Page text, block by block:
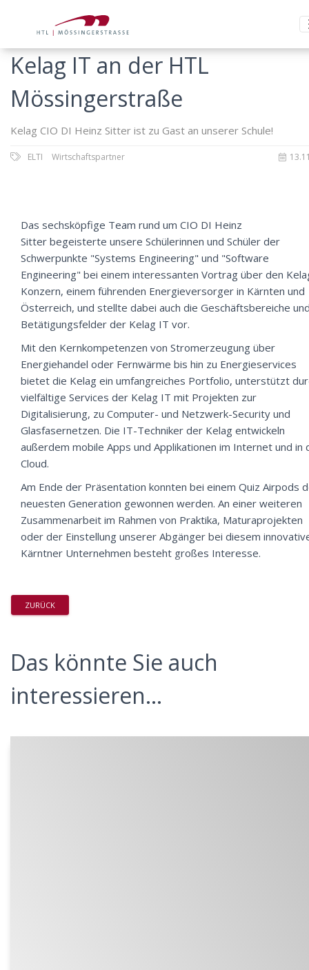
Kelag IT an der HTL
Mössingerstraße
Kelag CIO DI Heinz Sitter ist zu Gast an unserer Schule!
ELTI Wirtschaftspartner
Das sechsköpfige Team rund um CIO DI Heinz
Sitter begeisterte unsere Schülerinnen und Schüler der
Schwerpunkte "Systems Engineering" und "Software
Engineering" bei einem interessanten Vortrag über den
Konzern, einem führenden Energieversorger in Kärnten und
Österreich, und stellte dabei auch die Geschäftsbereiche
Betätigungsfelder der Kelag IT vor.
Mit den Kernkompetenzen von Stromerzeugung über
Energiehandel oder Fernwärme bis hin zu Energieservices
bietet die Kelag ein umfangreiches Portfolio, unterstützt
vielfältige Services der Kelag IT mit Projekten zur
Digitalisierung, zu Computer- und Netzwerk-Security und
Glasfasernetzen. Die IT-Techniker der Kelag entwickeln
außerdem mobile Apps und Applikationen im Internet und in
Cloud.
Am Ende der Präsentation konnten bei einem Quiz Airpods
neuesten Generation gewonnen werden. An einer weiteren
Zusammenarbeit im Rahmen von Praktika, Maturaprojekten
oder der Einstellung unserer Abgänger bei diesem
Kärntner Unternehmen besteht großes Interesse.
ZURÜCK
Das könnte Sie auch
interessieren...